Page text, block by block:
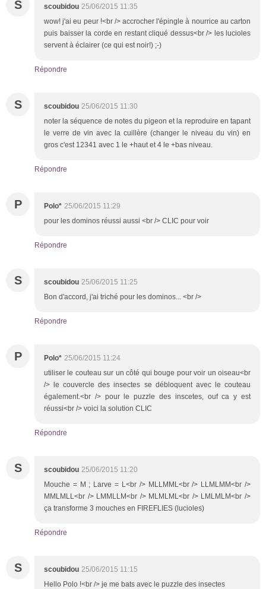
S scoubidou 25/06/2015 11:35
wow! j'ai eu peur !<br /> accrocher l'épingle à nourrice au carton
puis baisser la corde en restant cliqué dessus<br /> les lucioles
servent à éclairer (ce qui est noir!) ;-)
Répondre
S scoubidou 25/06/2015 11:30
noter la séquence de notes du pigeon et la reproduire en tapant
le verre de vin avec la cuillère (changer le niveau du vin) en
gros c'est 12341 avec 1 le +haut et 4 le +bas niveau.
Répondre
P Polo* 25/06/2015 11:29
pour les dominos réussi aussi <br /> CLIC pour voir
Répondre
S scoubidou 25/06/2015 11:25
Bon d'accord, j'ai triché pour les dominos... <br />
Répondre
P Polo* 25/06/2015 11:24
utiliser le couteau sur un côté qui bouge pour voir un oiseau<br
/> le couvercle des insectes se débloquent avec le couteau
également.<br /> pour le puzzle des inscetes, ouf ca y est
réussi<br /> voici la solution CLIC
Répondre
S scoubidou 25/06/2015 11:20
Mouche = M ; Larve = L<br /> MLLMML<br /> LLMLMM<br />
MMLMLL<br /> LMMLLM<br /> MLMLML<br /> LMLMLM<br />
ça transforme 3 mouches en FIREFLIES (lucioles)
Répondre
S scoubidou 25/06/2015 11:15
Hello Polo !<br /> je me bats avec le puzzle des insectes